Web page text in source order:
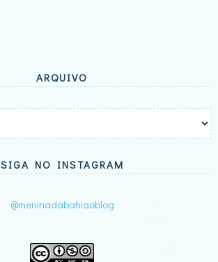
ARQUIVO
SIGA NO INSTAGRAM
@meninadabahiaoblog